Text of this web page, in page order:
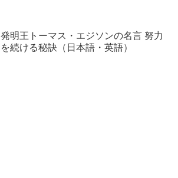
発明王トーマス・エジソンの名言 努力
を続ける秘訣（日本語・英語）